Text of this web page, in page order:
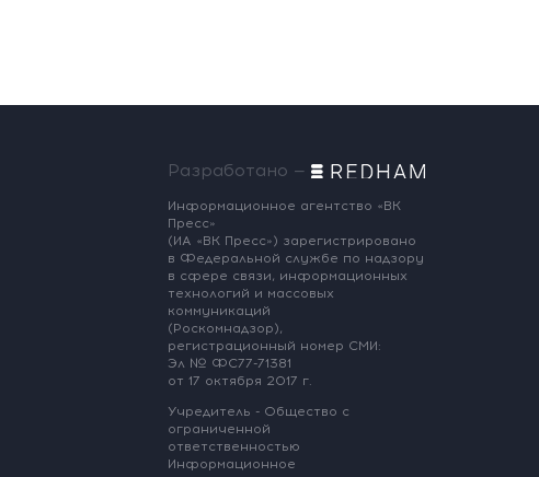
Разработано —
Информационное агентство «ВК
Пресс»
(ИА «ВК Пресс») зарегистрировано
в Федеральной службе по надзору
в сфере связи, информационных
технологий и массовых
коммуникаций
(Роскомнадзор),
регистрационный номер СМИ:
Эл № ФС77-71381
от 17 октября 2017 г.
Учредитель - Общество с
ограниченной
ответственностью
Информационное